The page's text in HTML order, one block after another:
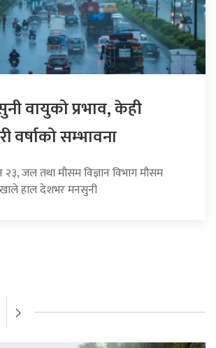
वायुको प्रभाव, केही
वर्षाको सम्भावना
२३, जल तथा मौसम विज्ञान विभाग मौसम
हाल देशभर मनसुनी